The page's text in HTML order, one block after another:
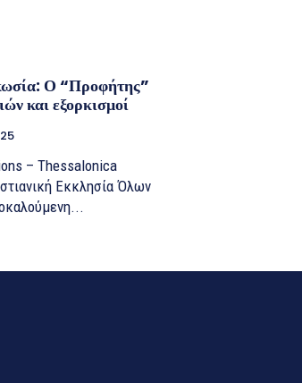
Ο “Προφήτης”
και εξορκισμοί
– Thessalonica
Εκκλησία Όλων